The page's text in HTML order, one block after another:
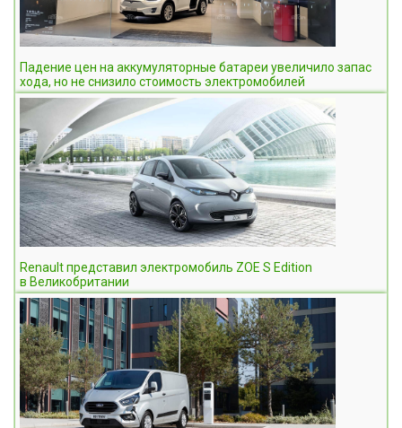
Падение цен на аккумуляторные батареи увеличило запас
хода, но не снизило стоимость электромобилей
Renault представил электромобиль ZOE S Edition
в Великобритании